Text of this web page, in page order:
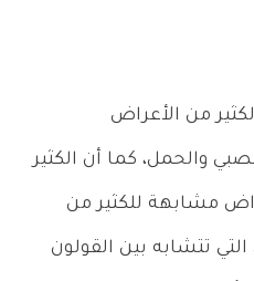
من الأعراض
والحمل، كما أن الكثير
مشابهة للكثير من
تتشابه بين القولون